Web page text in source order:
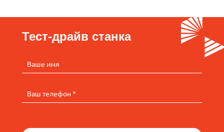
Тест-драйв станка
Ваше имя
Ваш телефон *